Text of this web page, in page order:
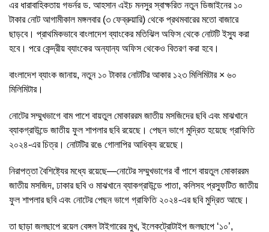
এর ধারাবাহিকতায় গভর্নর ড. আহসান এইচ মনসুর স্বাক্ষরিত নতুন ডিজাইনের ১০
টাকার নোট আগামীকাল মঙ্গলবার (৩ ফেব্রুয়ারি) থেকে প্রথমবারের মতো বাজারে
ছাড়বে। প্রাথমিকভাবে বাংলাদেশ ব্যাংকের মতিঝিল অফিস থেকে নোটটি ইস্যু করা
হবে। পরে কেন্দ্রীয় ব্যাংকের অন্যান্য অফিস থেকেও বিতরণ করা হবে।
বাংলাদেশ ব্যাংক জানায়, নতুন ১০ টাকার নোটটির আকার ১২৩ মিলিমিটার × ৬০
মিলিমিটার।
নোটের সম্মুখভাগে বাম পাশে বায়তুল মোকাররম জাতীয় মসজিদের ছবি এবং মাঝখানে
ব্যাকগ্রাউন্ডে জাতীয় ফুল শাপলার ছবি রয়েছে। পেছন ভাগে মুদ্রিত হয়েছে গ্রাফিতি
২০২৪-এর চিত্র। নোটটির রঙে গোলাপির আধিক্য রয়েছে।
নিরাপত্তা বৈশিষ্ট্যের মধ্যে রয়েছে—নোটের সম্মুখভাগের বাঁ পাশে বায়তুল মোকাররম
জাতীয় মসজিদ, ঢাকার ছবি ও মাঝখানে ব্যাকগ্রাউন্ডে পাতা, কলিসহ প্রস্ফুটিত জাতীয়
ফুল শাপলার ছবি এবং নোটের পেছন ভাগে গ্রাফিতি ২০২৪-এর ছবি মুদ্রিত আছে।
তা ছাড়া জলছাপে রয়েল বেঙ্গল টাইগারের মুখ, ইলেকট্রোটাইপ জলছাপে ‘১০’,